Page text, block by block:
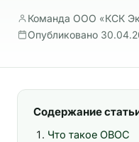
Команда ООО «КСК
Опубликовано
Содержание
Что такое ОВОС